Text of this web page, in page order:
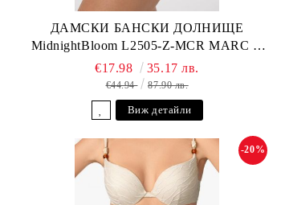
ДАМСКИ БАНСКИ ДОЛНИЩЕ
MidnightBloom L2505-Z-MCR MARC &
ANDRE
€17.98 35.17 лв.
€44.94 87.90 лв.
Виж детайли
-20%